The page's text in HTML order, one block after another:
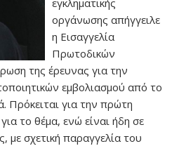
οργάνωσης απήγγειλε
η Εισαγγελία
Πρωτοδικών
της έρευνας για την
εμβολιασμού από το
Πρόκειται για την πρώτη
το θέμα, ενώ είναι ήδη σε
με σχετική παραγγελία του